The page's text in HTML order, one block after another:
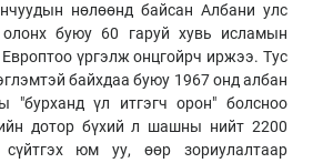
нөлөөнд байсан Албани улс
буюу 60 гаруй хувь исламын
үргэлж онцгойрч иржээ. Тус
байхдаа буюу 1967 онд албан
"бурханд үл итгэгч орон" болсноо
дотор бүхий л шашны нийт 2200
юм уу, өөр зориулалтаар